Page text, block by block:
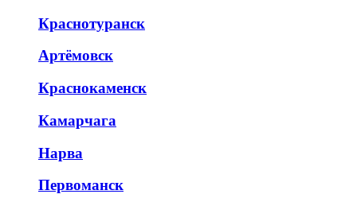
Краснотуранск
Артёмовск
Краснокаменск
Камарчага
Нарва
Первоманск